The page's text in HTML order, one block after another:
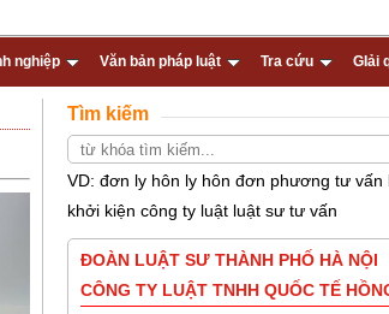
nghiệp Văn bản pháp luật Tra cứu GIải
Tìm kiếm
VD: đơn ly hôn ly hôn đơn phương tư
khởi kiện công ty luật luật sư tư vấn
ĐOÀN LUẬT SƯ THÀNH PHỐ HÀ NỘI
CÔNG TY LUẬT TNHH QUỐC TẾ